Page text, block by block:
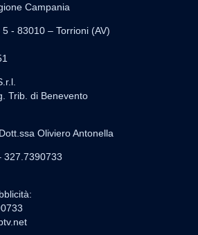
Campania
- 83010 – Torrioni (AV)
Trib. di Benevento
Oliviero Antonella
327.7390733